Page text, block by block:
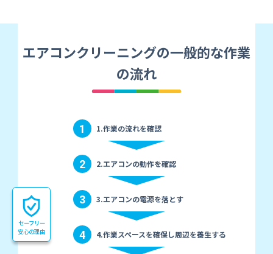
エアコンクリーニングの一般的な作業
の流れ
1 1.作業の流れを確認
2 2.エアコンの動作を確認
3 3.エアコンの電源を落とす
4 4.作業スペースを確保し周辺を養生する
セーフリー
安心の理由